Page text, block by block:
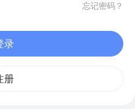
忘记密码？
录
册